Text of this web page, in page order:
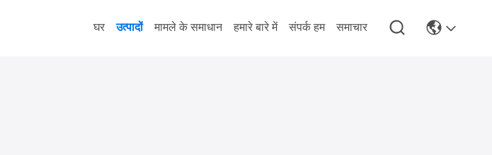
घर उत्पादों मामले के समाधान हमारे बारे में संपर्क हम समाचार